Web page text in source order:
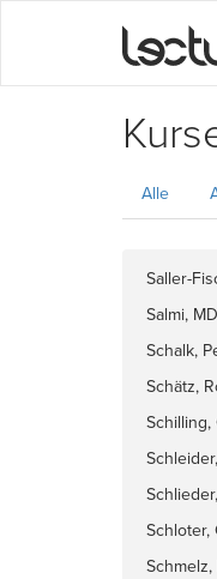
Alle
Saller-
Salmi,
Schalk,
Schätz,
Schilling,
Schloter,
Schmelz,